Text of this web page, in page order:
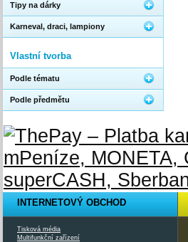
Tipy na dárky
Karneval, draci, lampiony
Vlastní tvorba
Podle tématu
Podle předmětu
INTERNETOVÝ OBCHOD
Tisková média
Multifunkční zařízení